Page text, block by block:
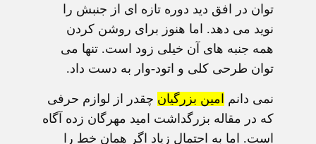
توان در افق دید دوره تازه ای از جنبش را
نوید می دهد. اما هنوز برای روشن کردن
همه جنبه های آن خیلی زود است. تنها می
توان طرحی کلی و اتود-وار به دست داد.
نمی دانم امین بزرگیان چقدر از لوازم حرفی
که در مقاله بزرگداشت امید مهرگان زده آگاه
است. اما به احتمال زیاد اگر همان خط را